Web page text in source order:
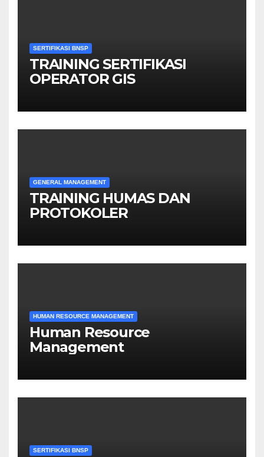
SERTIFIKASI BNSP
TRAINING SERTIFIKASI
OPERATOR GIS
GENERAL MANAGEMENT
TRAINING HUMAS DAN
PROTOKOLER
HUMAN RESOURCE MANAGEMENT
Human Resource
Management
SERTIFIKASI BNSP